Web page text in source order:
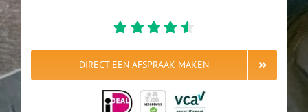
DIRECT EEN AFSPRAAK MAKEN